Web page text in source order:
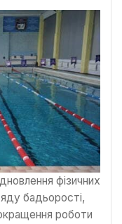
фізичних
бадьорості,
роботи